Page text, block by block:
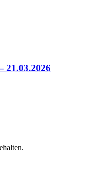
21.03.2026